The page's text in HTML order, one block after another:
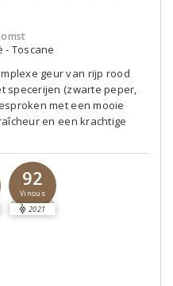
- Toscane
geur van rijp rood
specerijen (zwarte peper,
met een mooie
en een krachtige
92
Vinous
2021